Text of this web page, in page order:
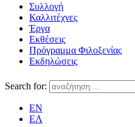
Συλλογή
Καλλιτέχνες
Έργα
Εκθέσεις
Πρόγραμμα Φιλοξενίας
Εκδηλώσεις
Search for:
EN
ΕΛ